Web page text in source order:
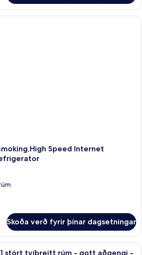
Speed Internet
Skoða verð fyrir þínar dagsetningar
Ofnæmisprófaður sængurfatnaður,
stórt tvíbreitt rúm - gott aðgengi -